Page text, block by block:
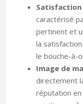
Satisfaction
caractérisé
pertinent et
la
le bouche-à-
Image de
directement
réputation